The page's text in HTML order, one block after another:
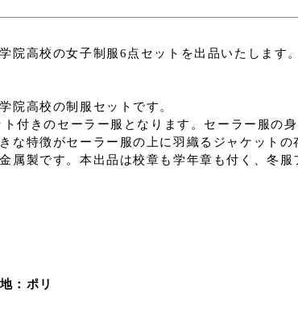
院高校の女子制服6点セットを出品いたします。
院高校の制服セットです。
付きのセーラー服となります。セーラー服の
な特徴がセーラー服の上に羽織るジャケット
製です。本出品は校章も学年章も付く、冬服
：ポリ